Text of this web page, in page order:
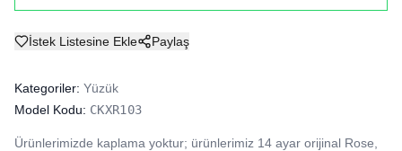
İstek Listesine Ekle Paylaş
Kategoriler: Yüzük
Model Kodu: CKXR103
Ürünlerimizde kaplama yoktur; ürünlerimiz 14 ayar orijinal Rose,